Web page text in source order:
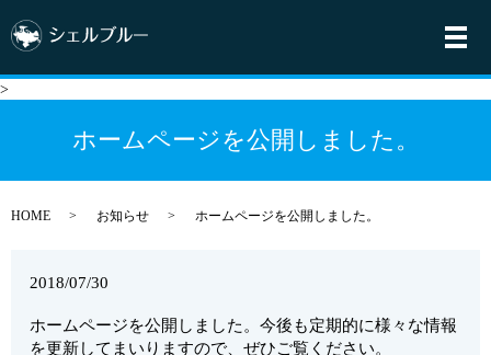
メ
>
ホームページを公開しました。
HOME お知らせ ホームページを公開しました。
2018/07/30
ホームページを公開しました。今後も定期的に様々な情報
を更新してまいりますので、ぜひご覧ください。